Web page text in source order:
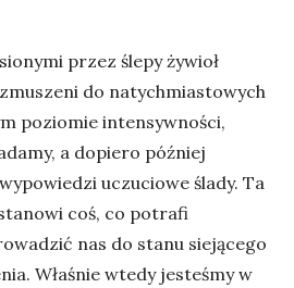
przez ślepy żywioł
do natychmiastowych
poziomie intensywności,
a dopiero później
uczuciowe ślady. Ta
coś, co potrafi
nas do stanu siejącego
Właśnie wtedy jesteśmy w